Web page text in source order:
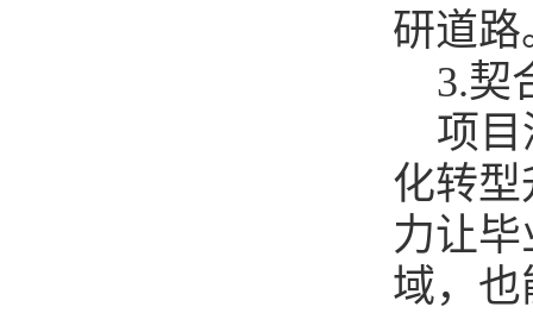
研道路
3.契
项
化转
力让
域，